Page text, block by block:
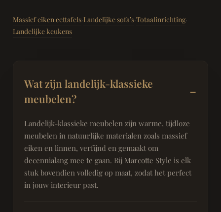
Massief eiken eettafels·Landelijke sofa’s·Totaalinrichting·
Landelijke keukens
Wat zijn landelijk-klassieke
meubelen?
Landelijk-klassieke meubelen zijn warme, tijdloze
meubelen in natuurlijke materialen zoals massief
eiken en linnen, verfijnd en gemaakt om
decennialang mee te gaan. Bij Marcotte Style is elk
stuk bovendien volledig op maat, zodat het perfect
in jouw interieur past.